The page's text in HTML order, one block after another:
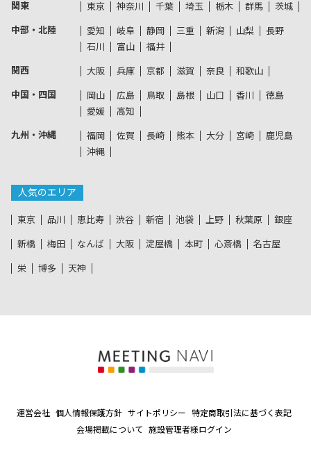
関東 東京 神奈川 千葉 埼玉 栃木 群馬 茨城
中部・北陸 愛知 岐阜 静岡 三重 新潟 山梨
長野
石川
富山 福井
関西 大阪 兵庫 京都 滋賀 奈良 和歌山
中国・四国 岡山 広島 鳥取 島根 山口 香川
徳島
愛媛
高知
九州・沖縄 福岡 佐賀 長崎 熊本 大分 宮崎
鹿児島
沖縄
人気のエリア
東京 品川 恵比寿 渋谷 新宿 池袋 上野 秋葉原 銀座
新橋 梅田 なんば 大阪 淀屋橋 本町 心斎橋 名古屋
栄 博多 天神
運営会社 個人情報保護方針 サイトポリシー
特定商取引法に基づく表記
会場掲載について
施設管理者様ログイン